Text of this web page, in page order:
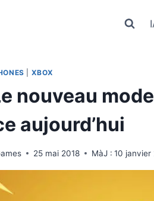
XBOX
nouveau
aujourd’hui
25 mai 2018 MàJ : 10 janvier